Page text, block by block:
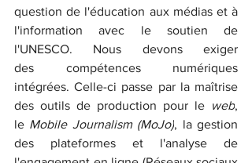
question de l'éducation aux médias et à
l'information avec le soutien de
l'UNESCO. Nous devons exiger
des compétences numériques
intégrées. Celle-ci passe par la maîtrise
des outils de production pour le web,
le Mobile Journalism (MoJo), la gestion
des plateformes et l'analyse de